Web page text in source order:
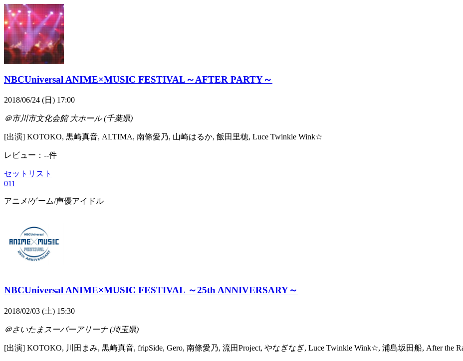
NBCUniversal ANIME×MUSIC FESTIVAL～AFTER PARTY～
2018/06/24 (日) 17:00
＠市川市文化会館 大ホール (千葉県)
[出演] KOTOKO, 黒崎真音, ALTIMA, 南條愛乃, 山崎はるか, 飯田里穂, Luce Twinkle Wink☆
レビュー：--件
セットリスト
011
アニメ/ゲーム/声優アイドル
NBCUniversal ANIME×MUSIC FESTIVAL ～25th ANNIVERSARY～
2018/02/03 (土) 15:30
＠さいたまスーパーアリーナ (埼玉県)
[出演] KOTOKO, 川田まみ, 黒崎真音, fripSide, Gero, 南條愛乃, 流田Project, やなぎなぎ, Luce Twinkle Wink☆, 浦島坂田船, After the